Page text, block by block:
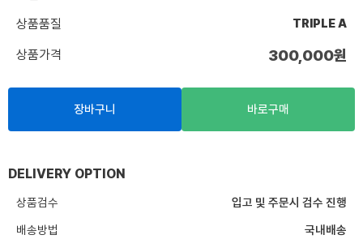
상품품질 TRIPLE A
상품가격 300,000원
장바구니 바로구매
DELIVERY OPTION
상품검수
입고 및 주문시 검수 진행
배송방법
국내배송